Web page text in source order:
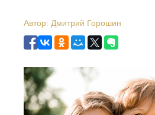
Автор: Дмитрий Горошин